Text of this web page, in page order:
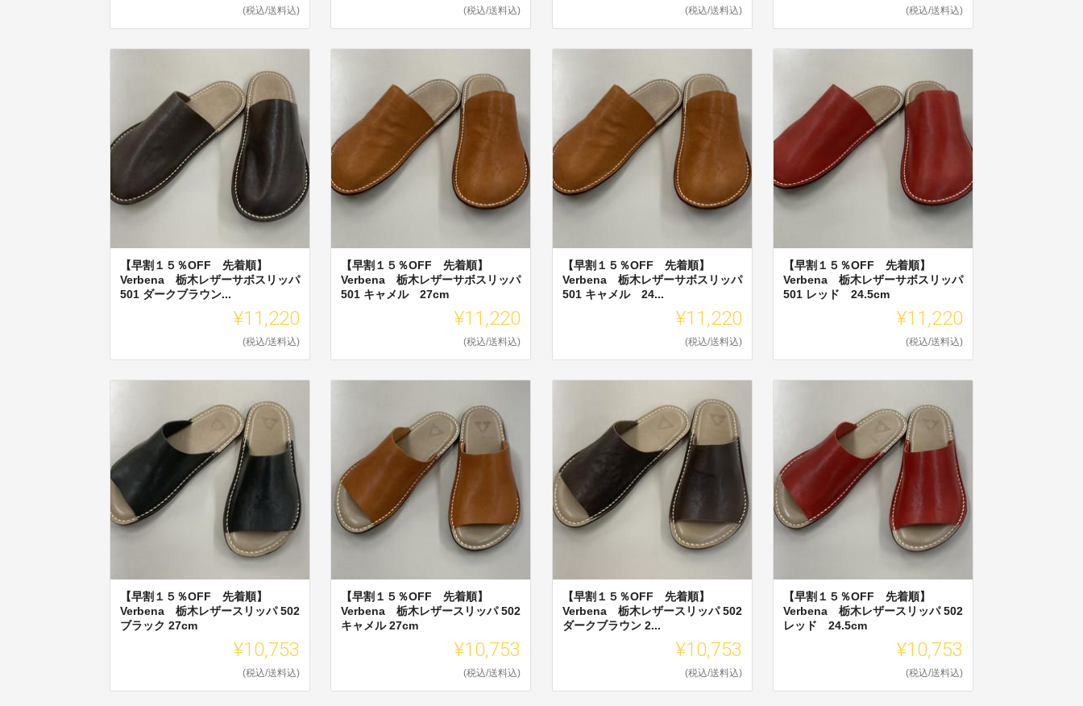
(税込/送料込) (税込/送料込) (税込/送料込) (税込/送料込)
【早割１５％OFF 先着順】
Verbena 栃木レザーサボスリッパ
501 ダークブラウン...
¥11,220
(税込/送料込)
【早割１５％OFF 先着順】
Verbena 栃木レザーサボスリッパ
501 キャメル 27cm
¥11,220
(税込/送料込)
【早割１５％OFF 先着順】
Verbena 栃木レザーサボスリッパ
501 キャメル 24...
¥11,220
(税込/送料込)
【早割１５％OFF 先着順】
Verbena 栃木レザーサボスリッパ
501 レッド 24.5cm
¥11,220
(税込/送料込)
【早割１５％OFF 先着順】
Verbena 栃木レザースリッパ 502
ブラック 27cm
¥10,753
(税込/送料込)
【早割１５％OFF 先着順】
Verbena 栃木レザースリッパ 502
キャメル 27cm
¥10,753
(税込/送料込)
【早割１５％OFF 先着順】
Verbena 栃木レザースリッパ 502
ダークブラウン 2...
¥10,753
(税込/送料込)
【早割１５％OFF 先着順】
Verbena 栃木レザースリッパ 502
レッド 24.5cm
¥10,753
(税込/送料込)